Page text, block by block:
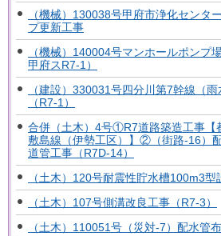
（機械）130038号甲府市浄化センタ
プ更新工事
（機械）140004号マンホールポンプ
甲府スR7-1）
（建設）330031号四分川第7幹線（
（R7-1）
合併（土木）4号①R7道路築造工事【
敷島線（伊勢工区）】②（街路-16）
道管工事（R7D-14）
（土木）120号耐震性貯水槽100m3型
（土木）107号側溝改良工事（R7-3）
（土木）110051号（災対-7）配水管